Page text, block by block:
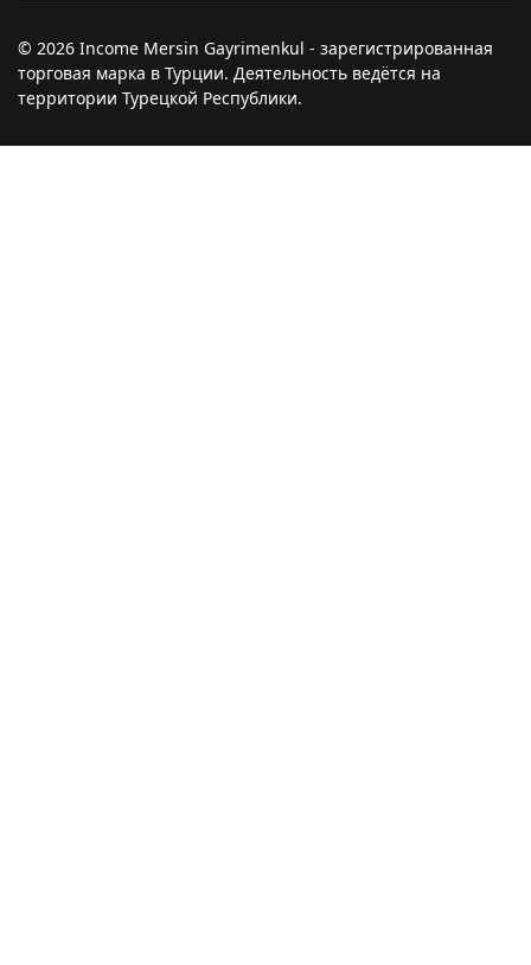
© 2026 Income Mersin Gayrimenkul - зарегистрированная
торговая марка в Турции. Деятельность ведётся на
территории Турецкой Республики.